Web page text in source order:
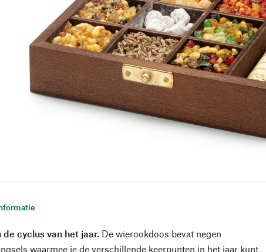
de cyclus van het jaar. De wierookdoos bevat negen
waarmee je de verschillende keerpunten in het jaar kunt